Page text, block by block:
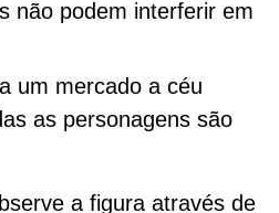
não podem interferir em
um mercado a céu
as personagens são
a figura através de